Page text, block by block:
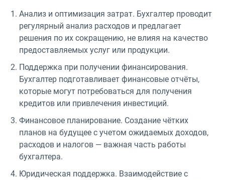
Анализ и оптимизация затрат. Бухгалтер проводит
регулярный анализ расходов и предлагает
решения по их сокращению, не влияя на качество
предоставляемых услуг или продукции.
Поддержка при получении финансирования.
Бухгалтер подготавливает финансовые отчёты,
которые могут потребоваться для получения
кредитов или привлечения инвестиций.
Финансовое планирование. Создание чётких
планов на будущее с учетом ожидаемых доходов,
расходов и налогов — важная часть работы
бухгалтера.
Юридическая поддержка. Взаимодействие с